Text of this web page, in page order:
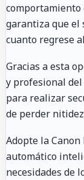
comportamiento
garantiza que
cuanto regrese
Gracias a esta
y profesional
para realizar
de perder
Adopte la
automático
necesidades de